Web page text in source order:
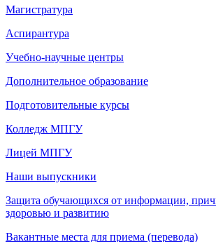
Магистратура
Аспирантура
Учебно-научные центры
Дополнительное образование
Подготовительные курсы
Колледж МПГУ
Лицей МПГУ
Наши выпускники
Защита обучающихся от информации,
здоровью и развитию
Вакантные места для приема (перевода)